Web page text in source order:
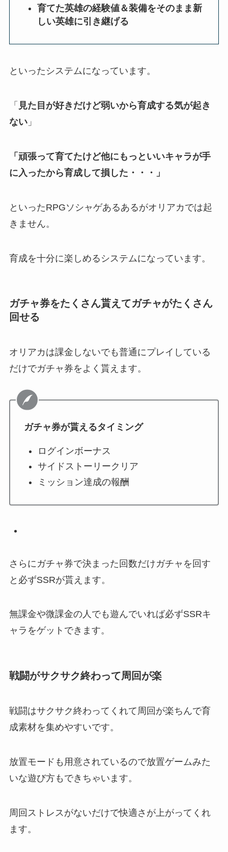
育てた英雄の経験値＆装備をそのまま新
しい英雄に引き継げる
といったシステムになっています。
「 見た目が好きだけど弱いから育成する気が起き
ない」
「頑張って育てたけど他にもっといいキャラが手
に入ったから育成して損した・・・」
といったRPGソシャゲあるあるがオリアカでは起
きません。
育成を十分に楽しめるシステムになっています。
ガチャ券をたくさん貰えてガチャがたくさん
回せる
オリアカは課金しないでも普通にプレイしている
だけでガチャ券をよく貰えます。
ガチャ券が貰えるタイミング
ログインボーナス
サイドストーリークリア
ミッション達成の報酬
さらにガチャ券で決まった回数だけガチャを回す
と必ずSSRが貰えます。
無課金や微課金の人でも遊んでいれば必ずSSRキ
ャラをゲットできます。
戦闘がサクサク終わって周回が楽
戦闘はサクサク終わってくれて周回が楽ちんで育
成素材を集めやすいです。
放置モードも用意されているので放置ゲームみた
いな遊び方もできちゃいます。
周回ストレスがないだけで快適さが上がってくれ
ます。